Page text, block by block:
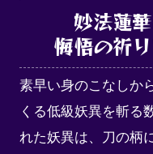
妙法蓮
悔悟の祈
素早い身のこなしか
くる低級妖異を斬る
れた妖異は、刀の柄